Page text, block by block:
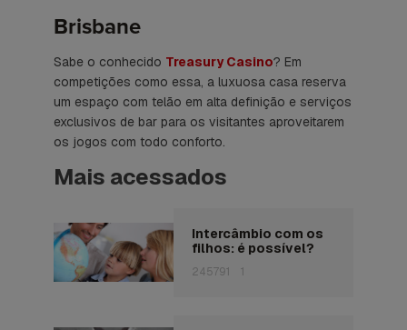
Brisbane
Sabe o conhecido Treasury Casino? Em
competições como essa, a luxuosa casa reserva
um espaço com telão em alta definição e serviços
exclusivos de bar para os visitantes aproveitarem
os jogos com todo conforto.
Mais acessados
Intercâmbio com os
filhos: é possível?
245791 1